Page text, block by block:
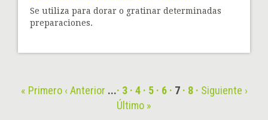
Se utiliza para dorar o gratinar determinadas
preparaciones.
« Primero ‹ Anterior ... 3 4 5 6 7 8
Siguiente ›
Último »